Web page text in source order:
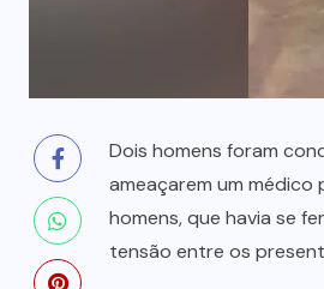
Dois homens foram
ameaçarem um
homens, que havia se
tensão entre os